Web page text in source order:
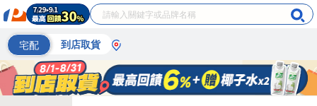
宅配 到店取貨